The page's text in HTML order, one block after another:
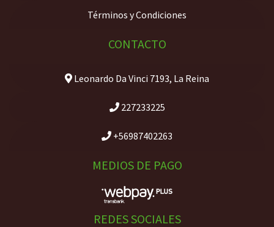
Términos y Condiciones
CONTACTO
Leonardo Da Vinci 7193, La Reina
227233225
+56987402263
MEDIOS DE PAGO
REDES SOCIALES